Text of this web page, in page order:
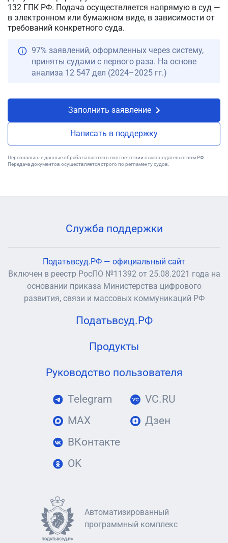
132 ГПК РФ. Подача осуществляется напрямую в суд —
в электронном или бумажном виде, в зависимости от
требований конкретного суда.
97% заявлений, оформленных через систему,
приняты судами с первого раза. На основе
анализа 12 547 дел (2024–2025 гг.)
Заполнить заявление
Написать в поддержку
Персональные данные обрабатываются в соответствии с законодательством РФ.
Передача документов осуществляется строго по регламенту судов.
Служба поддержки
Податьвсуд.РФ — официальный сайт
Включен в реестр РосПО №11392 от 25.08.2021 года на
основании приказа Министерства цифрового
развития, связи и массовых коммуникаций РФ
Податьвсуд.РФ
Продукты
Руководство пользователя
Telegram
MAX
ВКонтакте
OK
VC.RU
Дзен
Автоматизированный
программный комплекс